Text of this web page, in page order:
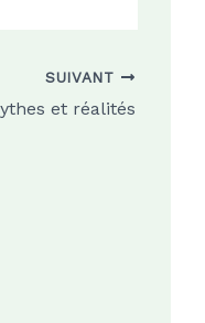
SUIVANT
et réalités